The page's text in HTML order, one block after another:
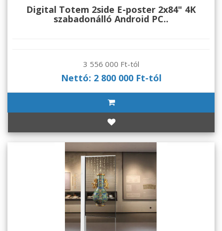
Digital Totem 2side E-poster 2x84" 4K
szabadonálló Android PC..
3 556 000 Ft-tól
Nettó: 2 800 000 Ft-tól